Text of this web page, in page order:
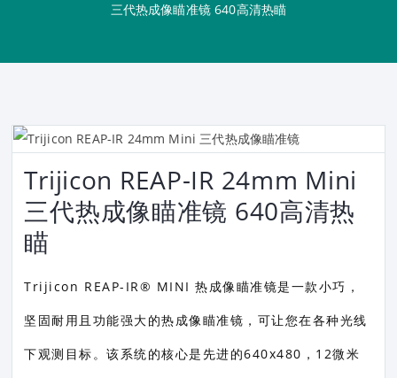
三代热成像瞄准镜 640高清热瞄
Trijicon REAP-IR 24mm Mini
三代热成像瞄准镜 640高清热
瞄
Trijicon REAP-IR® MINI 热成像瞄准镜是一款小巧，
坚固耐用且功能强大的热成像瞄准镜，可让您在各种光线
下观测目标。该系统的核心是先进的640x480，12微米